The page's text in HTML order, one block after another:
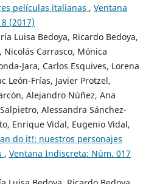
películas italianas , Ventana
(2017)
Luisa Bedoya, Ricardo Bedoya,
Nicolás Carrasco, Mónica
Jara, Carlos Esquives, Lorena
León-Frías, Javier Protzel,
Alejandro Núñez, Ana
Alessandra Sánchez-
Enrique Vidal, Eugenio Vidal,
do it!: nuestros personajes
, Ventana Indiscreta: Núm. 017